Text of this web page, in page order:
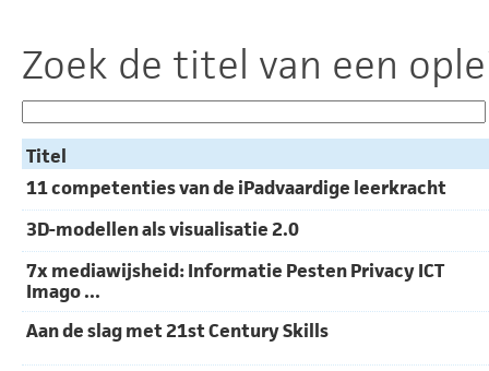
Zoek de titel van een
Titel
11 competenties van de iPadvaardige leerkracht
3D-modellen als visualisatie 2.0
7x mediawijsheid: Informatie Pesten Privacy ICT
Imago ...
Aan de slag met 21st Century Skills